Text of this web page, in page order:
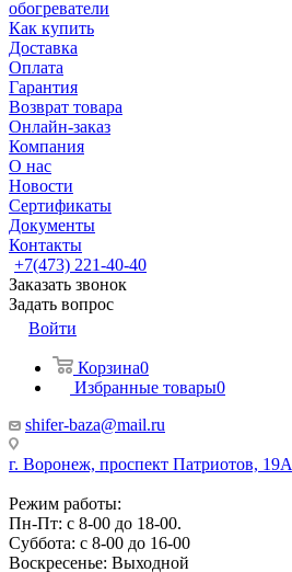
обогреватели
Как купить
Доставка
Оплата
Гарантия
Возврат товара
Онлайн-заказ
Компания
О нас
Новости
Сертификаты
Документы
Контакты
+7(473) 221-40-40
Заказать звонок
Задать вопрос
Войти
Корзина0
Избранные товары0
shifer-baza@mail.ru
г. Воронеж, проспект Патриотов, 19А
Режим работы:
Пн-Пт: с 8-00 до 18-00.
Суббота: с 8-00 до 16-00
Воскресенье: Выходной